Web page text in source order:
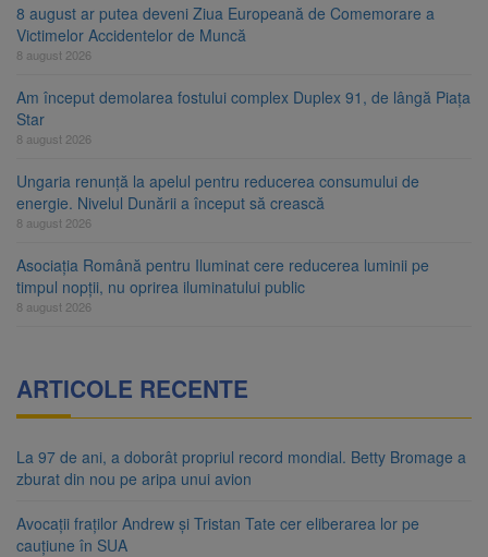
8 august ar putea deveni Ziua Europeană de Comemorare a
Victimelor Accidentelor de Muncă
8 august 2026
Am început demolarea fostului complex Duplex 91, de lângă Piața
Star
8 august 2026
Ungaria renunță la apelul pentru reducerea consumului de
energie. Nivelul Dunării a început să crească
8 august 2026
Asociația Română pentru Iluminat cere reducerea luminii pe
timpul nopții, nu oprirea iluminatului public
8 august 2026
ARTICOLE RECENTE
La 97 de ani, a doborât propriul record mondial. Betty Bromage a
zburat din nou pe aripa unui avion
Avocații fraților Andrew și Tristan Tate cer eliberarea lor pe
cauțiune în SUA